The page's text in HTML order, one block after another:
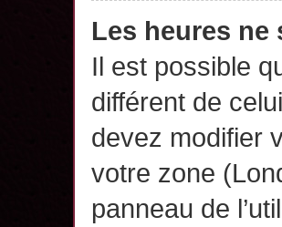
Les heures
Il est possible
différent de
devez modifier
votre zone
panneau de